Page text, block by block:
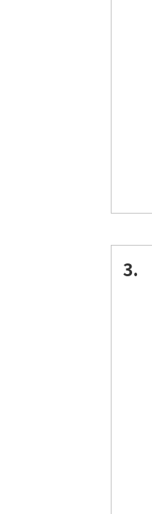
3.